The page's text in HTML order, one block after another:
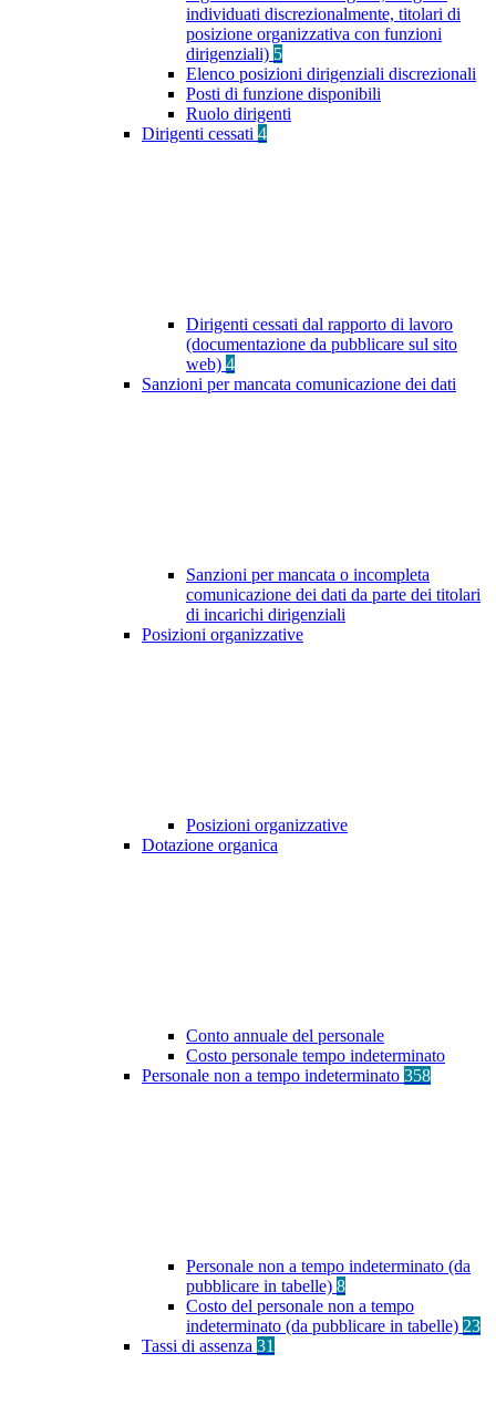
individuati discrezionalmente, titolari di
posizione organizzativa con funzioni
dirigenziali) 5
Elenco posizioni dirigenziali discrezionali
Posti di funzione disponibili
Ruolo dirigenti
Dirigenti cessati 4
Dirigenti cessati dal rapporto di lavoro
(documentazione da pubblicare sul sito
web) 4
Sanzioni per mancata comunicazione dei dati
Sanzioni per mancata o incompleta
comunicazione dei dati da parte dei titolari
di incarichi dirigenziali
Posizioni organizzative
Posizioni organizzative
Dotazione organica
Conto annuale del personale
Costo personale tempo indeterminato
Personale non a tempo indeterminato 358
Personale non a tempo indeterminato (da
pubblicare in tabelle) 8
Costo del personale non a tempo
indeterminato (da pubblicare in tabelle) 23
Tassi di assenza 31